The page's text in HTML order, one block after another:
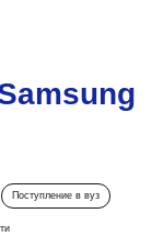
Поступление в вуз